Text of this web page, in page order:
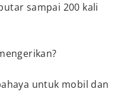
sampai 200 kali
untuk mobil dan